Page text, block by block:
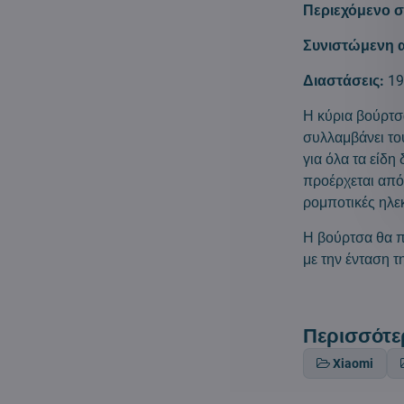
Περιεχόμενο
Συνιστώμενη
Διαστάσεις:
Η κύρια
συλλαμβάνει
για όλα τα
προέρχεται
ρομποτικές
Η βούρτσα θα
με την ένταση
Xiaomi